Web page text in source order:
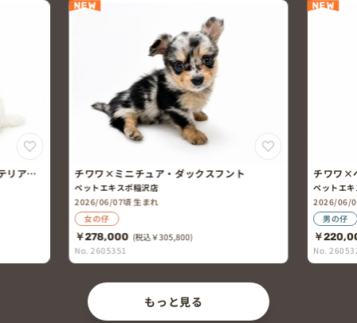
リア×
NEW
チワワ×ミニチュア・ダックスフント
ペットエキスポ稲沢店
2026/06/07頃 生まれ
女の仔
￥278,000 (税込￥305,800)
No. 2605351
NEW
チワワ×
ペットエ
2026/06/
男の仔
￥
No.
もっと見る